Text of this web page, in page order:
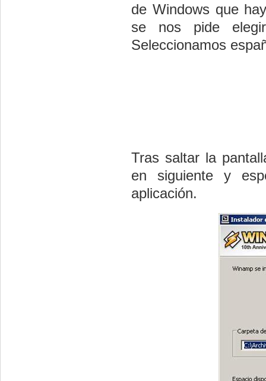
de Windows que
se nos pide
Seleccionamos
Tras saltar la
en siguiente y
aplicación.